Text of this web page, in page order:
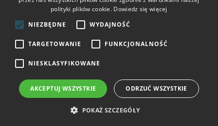
polityki plików cookie. Dowiedz się więcej
NIEZBĘDNE
WYDAJNOŚĆ
TARGETOWANIE FUNKCJONALNOŚĆ
NIESKLASYFIKOWANE
AKCEPTUJ WSZYSTKIE ODRZUĆ WSZYSTKIE
POKAŻ SZCZEGÓŁY